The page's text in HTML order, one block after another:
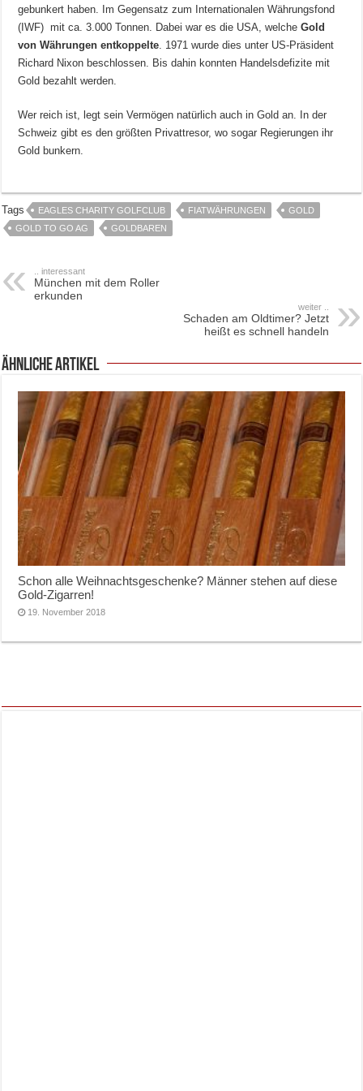
gebunkert haben. Im Gegensatz zum Internationalen Währungsfond
(IWF) mit ca. 3.000 Tonnen. Dabei war es die USA, welcheGold
von Währungen entkoppelte. 1971 wurde dies unter US-Präsident
Richard Nixon beschlossen. Bis dahin konnten Handelsdefizite mit
Gold bezahlt werden.
Wer reich ist, legt sein Vermögen natürlich auch in Gold an. In der
Schweiz gibt es den größten Privattresor, wo sogar Regierungen ihr
Gold bunkern.
Tags EAGLES CHARITY GOLFCLUB FIATWÄHRUNGEN
GOLD
GOLD TO GO AG
GOLDBAREN
.. interessant
München mit dem Roller
erkunden
weiter ..
Schaden am Oldtimer? Jetzt
heißt es schnell handeln
ähnliche Artikel
Schon alle Weihnachtsgeschenke? Männer stehen auf diese
Gold-Zigarren!
19. November 2018